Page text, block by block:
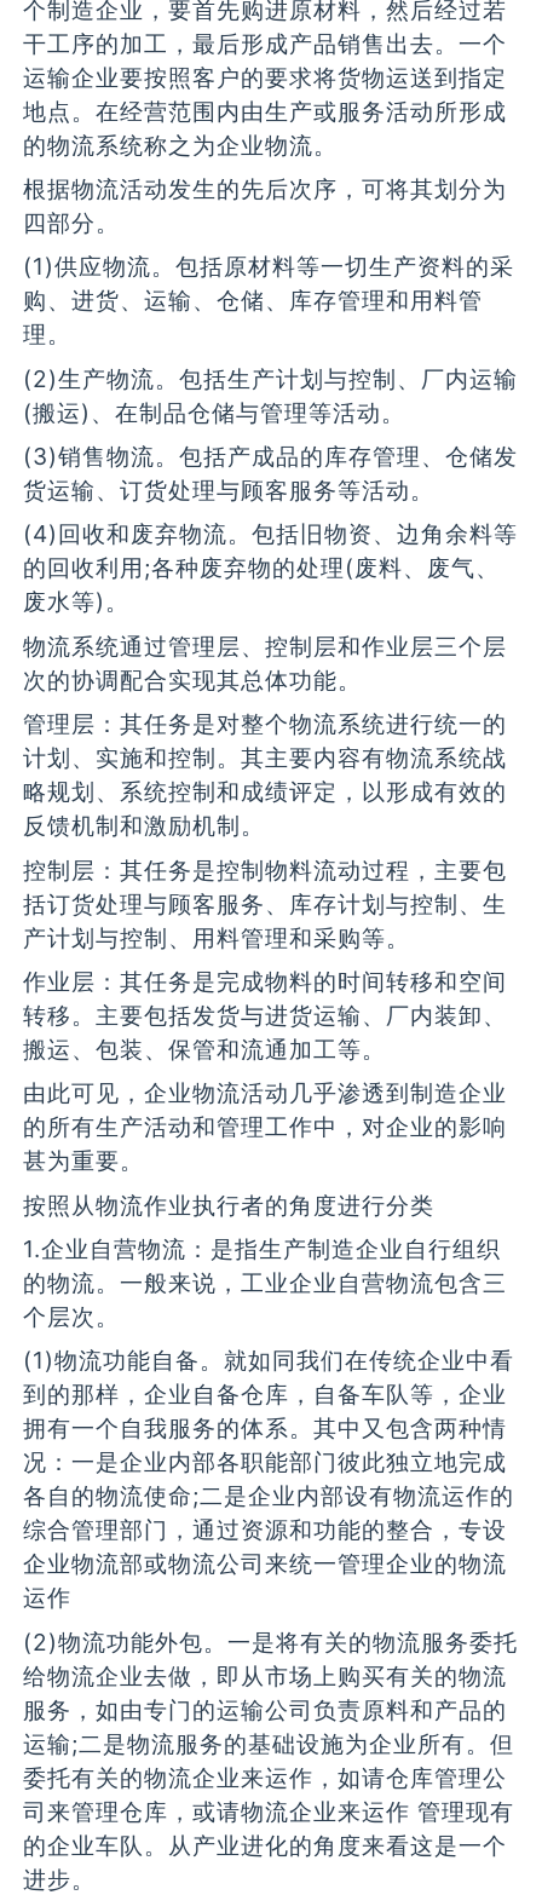
个制造企业，要首先购进原材料，然后经过若
干工序的加工，最后形成产品销售出去。一个
运输企业要按照客户的要求将货物运送到指定
地点。在经营范围内由生产或服务活动所形成
的物流系统称之为企业物流。
根据物流活动发生的先后次序，可将其划分为
四部分。
(1)供应物流。包括原材料等一切生产资料的采
购、进货、运输、仓储、库存管理和用料管
理。
(2)生产物流。包括生产计划与控制、厂内运输
(搬运)、在制品仓储与管理等活动。
(3)销售物流。包括产成品的库存管理、仓储发
货运输、订货处理与顾客服务等活动。
(4)回收和废弃物流。包括旧物资、边角余料等
的回收利用;各种废弃物的处理(废料、废气、
废水等)。
物流系统通过管理层、控制层和作业层三个层
次的协调配合实现其总体功能。
管理层：其任务是对整个物流系统进行统一的
计划、实施和控制。其主要内容有物流系统战
略规划、系统控制和成绩评定，以形成有效的
反馈机制和激励机制。
控制层：其任务是控制物料流动过程，主要包
括订货处理与顾客服务、库存计划与控制、生
产计划与控制、用料管理和采购等。
作业层：其任务是完成物料的时间转移和空间
转移。主要包括发货与进货运输、厂内装卸、
搬运、包装、保管和流通加工等。
由此可见，企业物流活动几乎渗透到制造企业
的所有生产活动和管理工作中，对企业的影响
甚为重要。
按照从物流作业执行者的角度进行分类
1.企业自营物流：是指生产制造企业自行组织
的物流。一般来说，工业企业自营物流包含三
个层次。
(1)物流功能自备。就如同我们在传统企业中看
到的那样，企业自备仓库，自备车队等，企业
拥有一个自我服务的体系。其中又包含两种情
况：一是企业内部各职能部门彼此独立地完成
各自的物流使命;二是企业内部设有物流运作的
综合管理部门，通过资源和功能的整合，专设
企业物流部或物流公司来统一管理企业的物流
运作
(2)物流功能外包。一是将有关的物流服务委托
给物流企业去做，即从市场上购买有关的物流
服务，如由专门的运输公司负责原料和产品的
运输;二是物流服务的基础设施为企业所有。但
委托有关的物流企业来运作，如请仓库管理公
司来管理仓库，或请物流企业来运作 管理现有
的企业车队。从产业进化的角度来看这是一个
进步。